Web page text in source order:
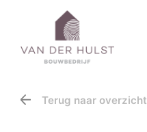
Terug naar overzicht